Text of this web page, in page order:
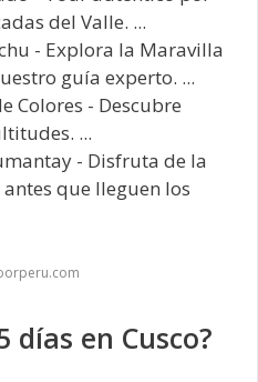
del Valle. ...
- Explora la Maravilla
guía experto. ...
Colores - Descubre
...
- Disfruta de la
que lleguen los
días en Cusco?